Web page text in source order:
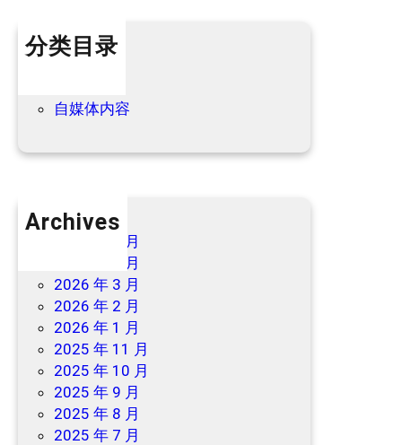
分类目录
自媒体内容
Archives
2026 年 7 月
2026 年 6 月
2026 年 3 月
2026 年 2 月
2026 年 1 月
2025 年 11 月
2025 年 10 月
2025 年 9 月
2025 年 8 月
2025 年 7 月